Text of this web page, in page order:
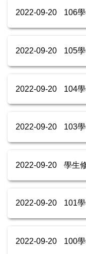
2022-09-20 106
2022-09-20 105
2022-09-20 104
2022-09-20 103
2022-09-20 學生
2022-09-20 101
2022-09-20 100